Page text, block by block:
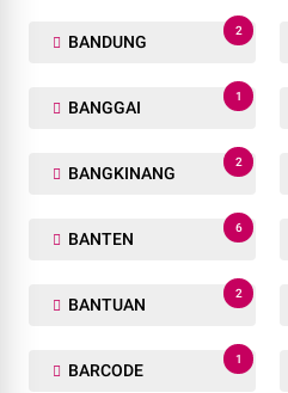
BANDUNG
2
BANGGAI
1
BANGKINANG
2
BANTEN
6
BANTUAN
2
BARCODE
1